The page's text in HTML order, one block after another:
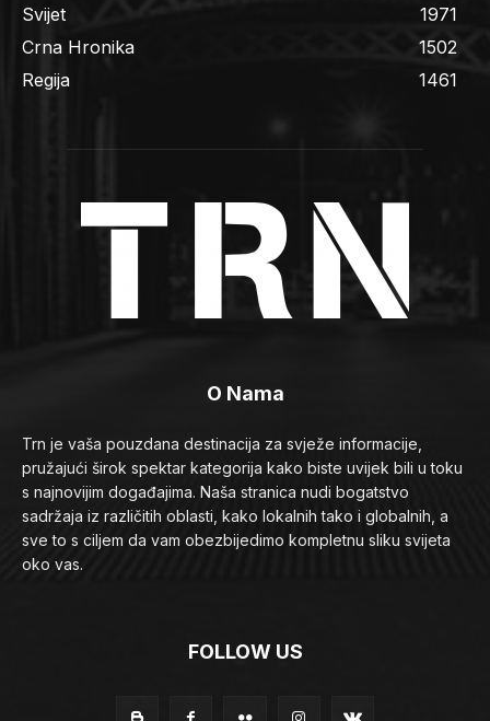
Svijet
1971
Crna Hronika
1502
Regija
1461
O Nama
Trn je vaša pouzdana destinacija za svježe informacije,
pružajući širok spektar kategorija kako biste uvijek bili u toku
s najnovijim događajima. Naša stranica nudi bogatstvo
sadržaja iz različitih oblasti, kako lokalnih tako i globalnih, a
sve to s ciljem da vam obezbijedimo kompletnu sliku svijeta
oko vas.
FOLLOW US